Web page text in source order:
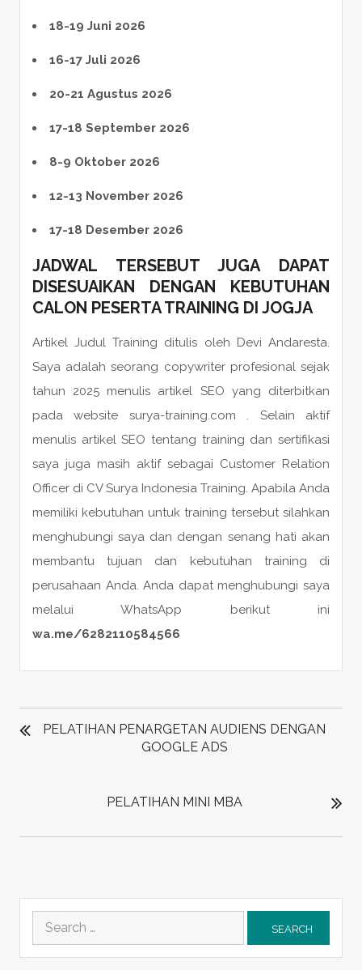
18-19 Juni 2026
16-17 Juli 2026
20-21 Agustus 2026
17-18 September 2026
8-9 Oktober 2026
12-13 November 2026
17-18 Desember 2026
JADWAL TERSEBUT JUGA DAPAT
DISESUAIKAN DENGAN KEBUTUHAN
CALON PESERTATRAINING DI JOGJA
Artikel Judul Training ditulis oleh Devi Andaresta.
Saya adalah seorang copywriter profesional sejak
tahun 2025 menulis artikel SEO yang diterbitkan
pada website surya-training.com . Selain aktif
menulis artikel SEO tentang training dan sertifikasi
saya juga masih aktif sebagai Customer Relation
Officer di CV Surya Indonesia Training. Apabila Anda
memiliki kebutuhan untuk training tersebut silahkan
menghubungi saya dan dengan senang hati akan
membantu tujuan dan kebutuhan training di
perusahaan Anda. Anda dapat menghubungi saya
melalui WhatsApp berikut ini
wa.me/6282110584566
POST
NAVIGATION
PELATIHAN PENARGETAN AUDIENS DENGAN
GOOGLE ADS
PELATIHAN MINI MBA
Search
for: